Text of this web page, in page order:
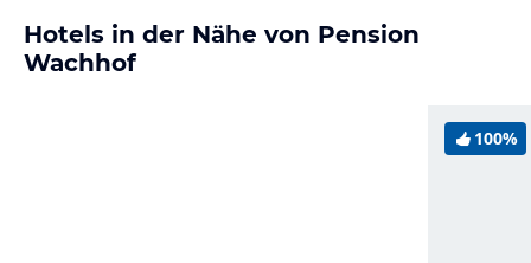
Hotels in der Nähe von Pension
Wachhof
100%